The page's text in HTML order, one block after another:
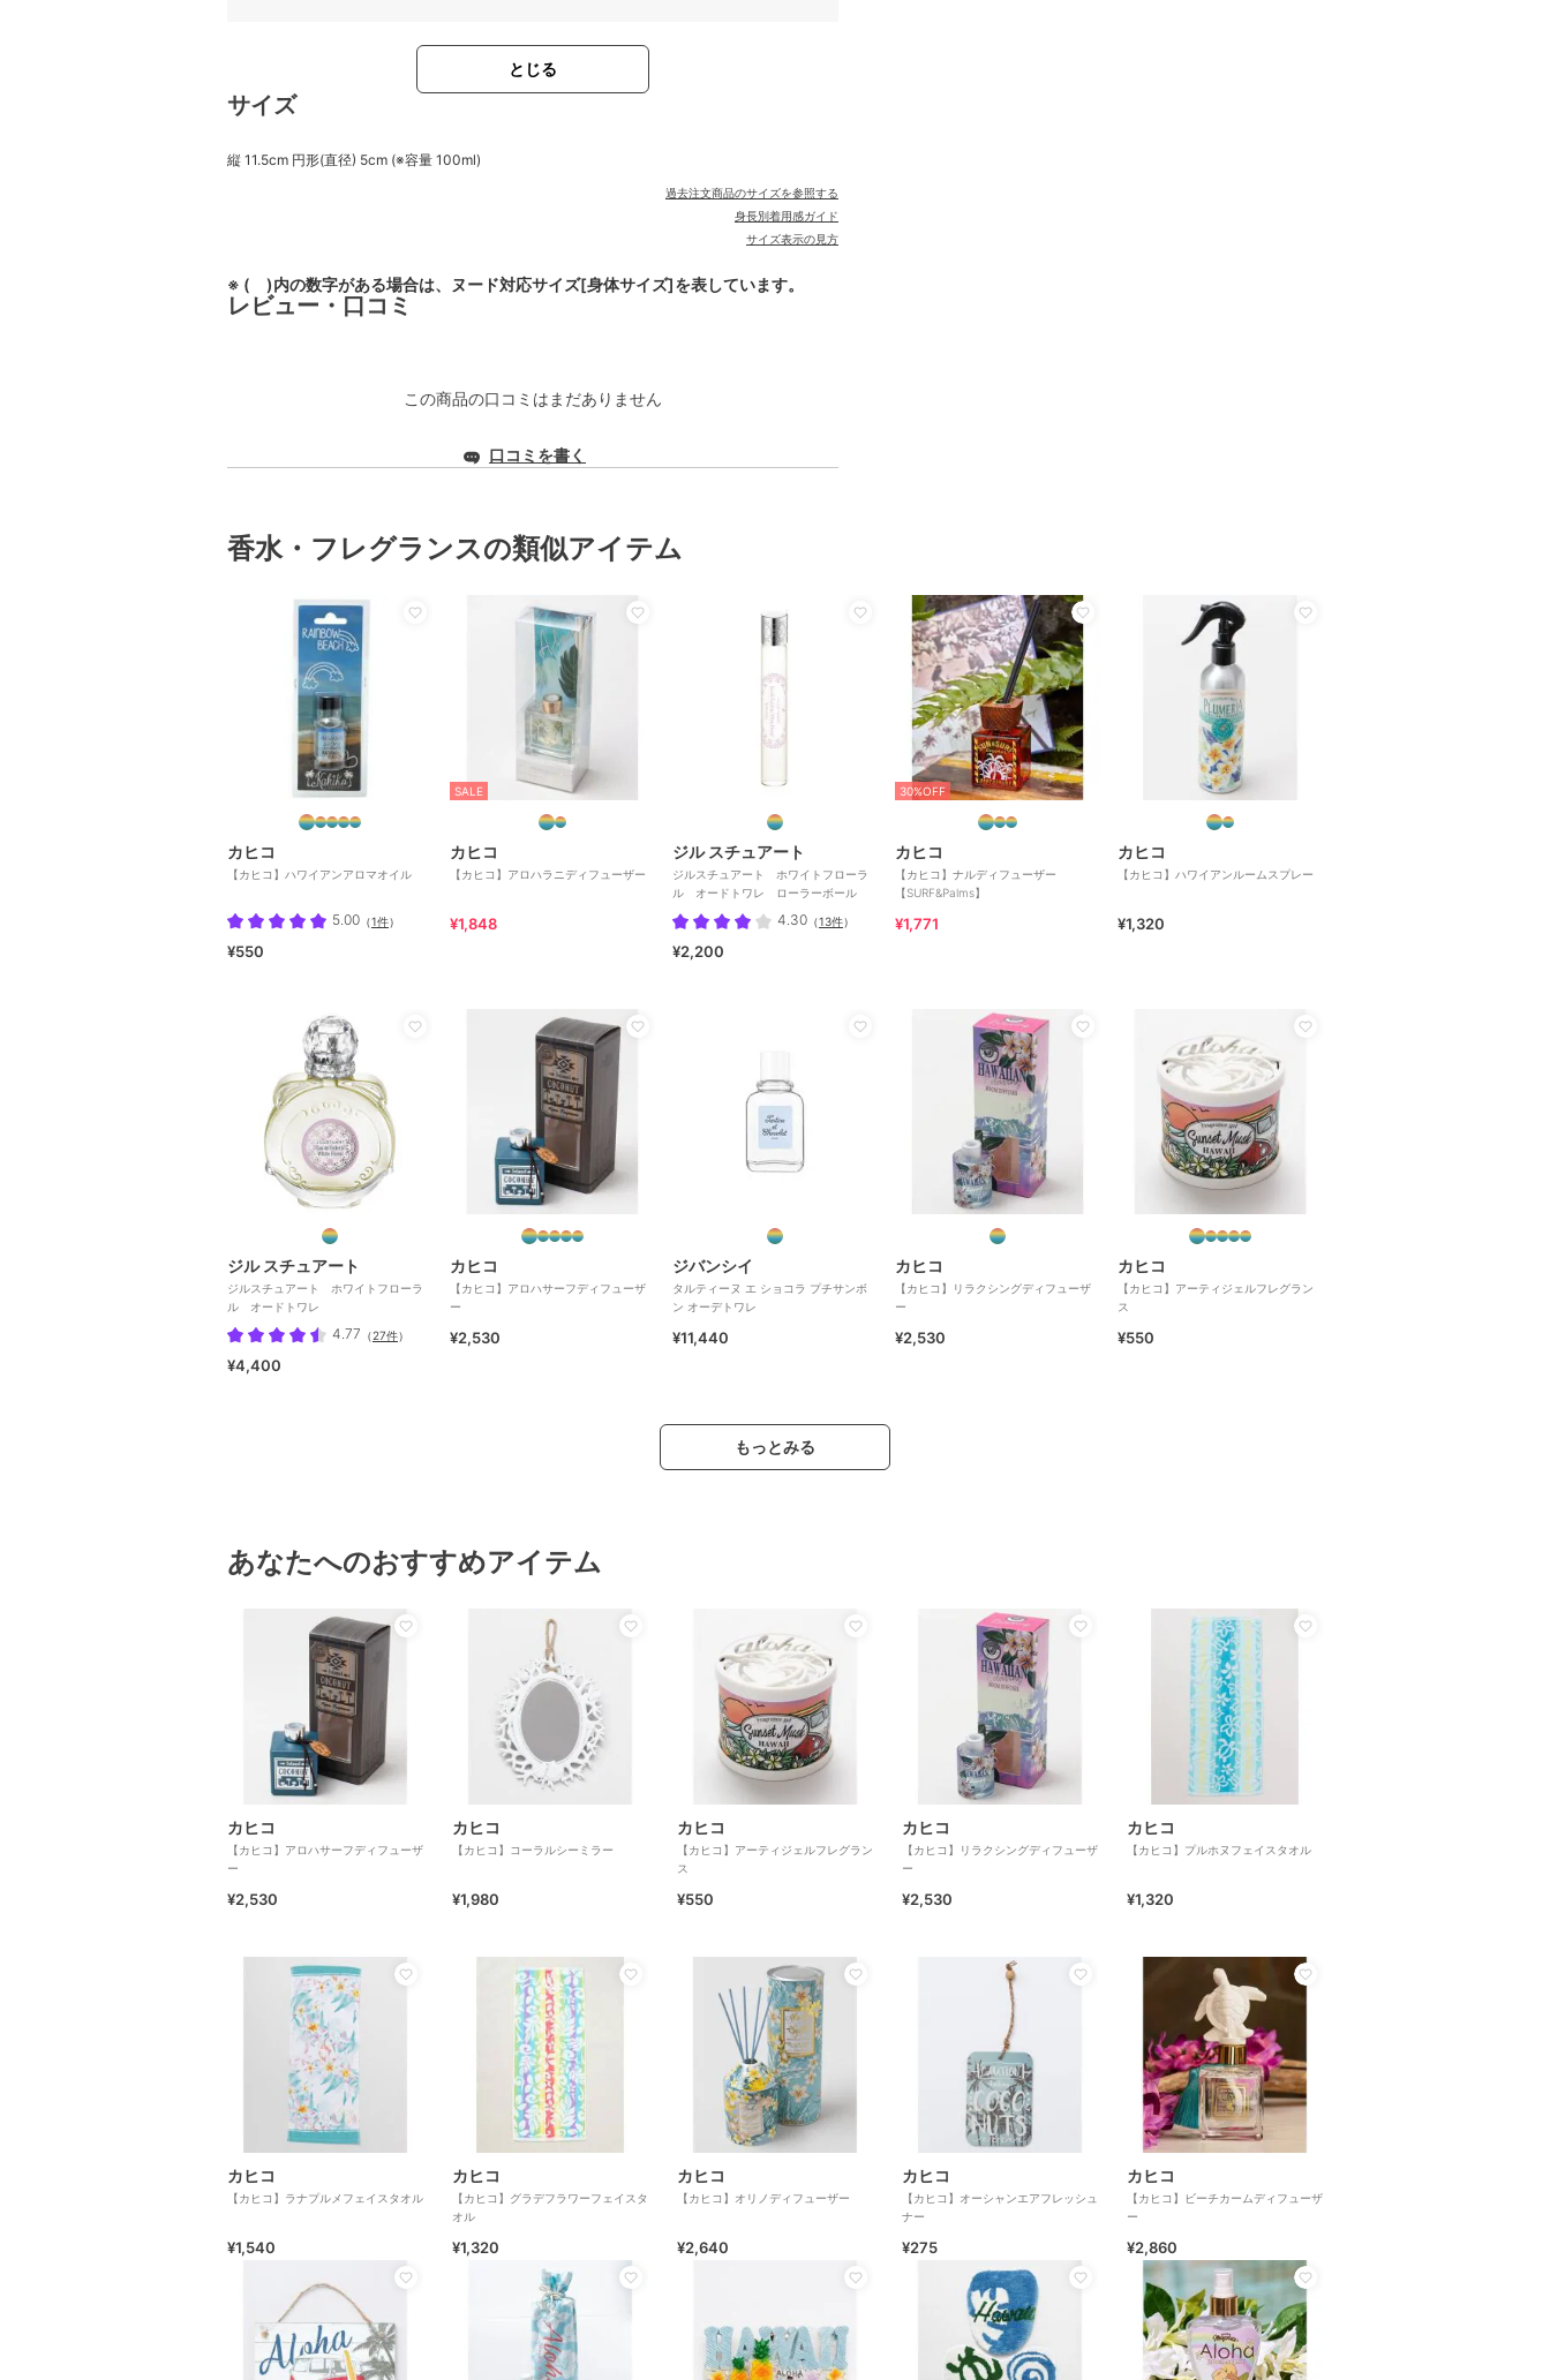
とじる
サイズ
縦 11.5cm 円形(直径) 5cm (※容量 100ml)
過去注文商品のサイズを参照する
身長別着用感ガイド
サイズ表示の見方
※ ( )内の数字がある場合は、ヌード対応サイズ[身体サイズ]を表しています。
レビュー・口コミ
この商品の口コミはまだありません
口コミを書く
香水・フレグランスの類似アイテム
カヒコ
【カヒコ】ハワイアンアロマオイル
5.00 （1件）
¥550
SALE
カヒコ
【カヒコ】アロハラニディフューザー
¥1,848
ジル スチュアート
ジルスチュアート ホワイトフローラ
ル オードトワレ ローラーボール
4.30 （13件）
¥2,200
30%OFF
カヒコ
【カヒコ】ナルディフューザー
【SURF&Palms】
¥1,771
カヒコ
【カヒコ】ハワイアンルームスプレー
¥1,320
ジル スチュアート
ジルスチュアート ホワイトフローラ
ル オードトワレ
4.77 （27件）
¥4,400
カヒコ
【カヒコ】アロハサーフディフューザ
ー
¥2,530
ジバンシイ
タルティーヌ エ ショコラ プチサンボ
ン オーデトワレ
¥11,440
カヒコ
【カヒコ】リラクシングディフューザ
ー
¥2,530
カヒコ
【カヒコ】アーティジェルフレグラン
ス
¥550
もっとみる
あなたへのおすすめアイテム
カヒコ
【カヒコ】アロハサーフディフューザ
ー
¥2,530
カヒコ
【カヒコ】コーラルシーミラー
¥1,980
カヒコ
【カヒコ】アーティジェルフレグラン
ス
¥550
カヒコ
【カヒコ】リラクシングディフューザ
ー
¥2,530
カヒコ
【カヒコ】プルホヌフェイスタオル
¥1,320
カヒコ
【カヒコ】ラナプルメフェイスタオル
¥1,540
カヒコ
【カヒコ】グラデフラワーフェイスタ
オル
¥1,320
カヒコ
【カヒコ】オリノディフューザー
¥2,640
カヒコ
【カヒコ】オーシャンエアフレッシュ
ナー
¥275
カヒコ
【カヒコ】ビーチカームディフューザ
ー
¥2,860